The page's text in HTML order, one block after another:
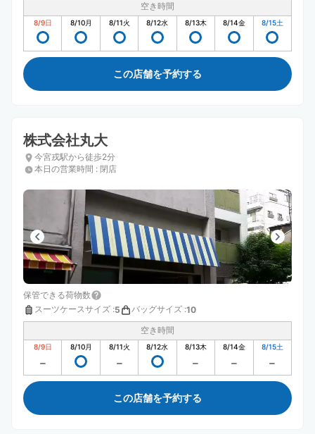
空き時間
8/9日 8/10月 8/11火 8/12水 8/13木 8/14金 8/15土
この店舗を予約する
株式会社丸大
今宮戎駅から徒歩2分
本日の営業時間 : 閉店
保管できる荷物数
スーツケースサイズ :5 バッグサイズ :10
空き時間
8/9日 8/10月 8/11火 8/12水 8/13木 8/14金 8/15土
この店舗を予約する